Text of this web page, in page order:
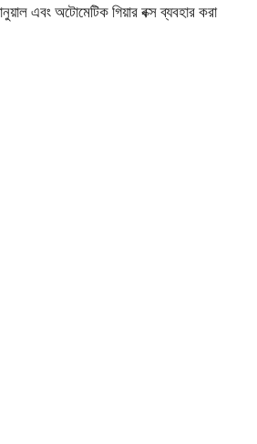
এবং অটোমেটিক গিয়ার বক্স ব্যবহার করা